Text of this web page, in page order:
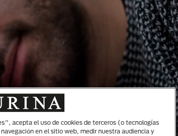
acepta el uso de cookies de terceros (o tecnologías
en el sitio web, medir nuestra audiencia y